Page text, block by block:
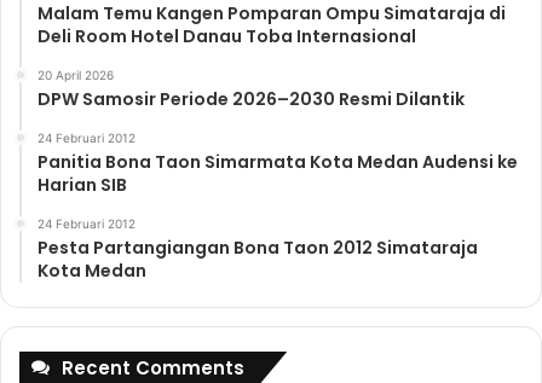
Malam Temu Kangen Pomparan Ompu Simataraja di
Deli Room Hotel Danau Toba Internasional
20 April 2026
DPW Samosir Periode 2026–2030 Resmi Dilantik
24 Februari 2012
Panitia Bona Taon Simarmata Kota Medan Audensi ke
Harian SIB
24 Februari 2012
Pesta Partangiangan Bona Taon 2012 Simataraja
Kota Medan
Recent Comments